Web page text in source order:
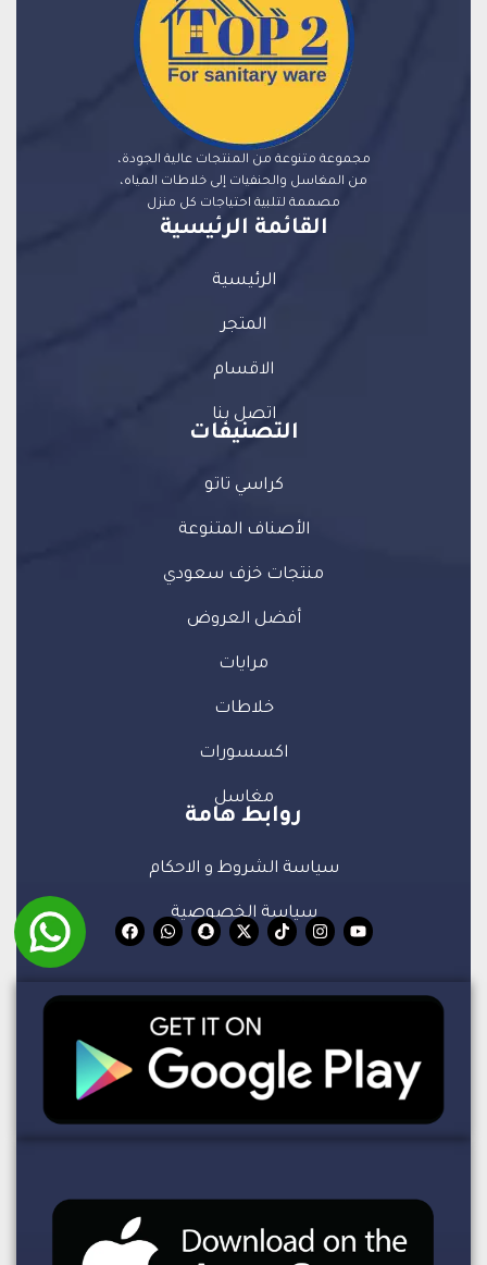
مجموعة متنوعة من المنتجات عالية الجودة،
من المغاسل والحنفيات إلى خلاطات المياه،
مصممة لتلبية احتياجات كل منزل
القائمة الرئيسية
الرئيسية
المتجر
الاقسام
اتصل بنا
التصنيفات
كراسي تاتو
الأصناف المتنوعة
منتجات خزف سعودي
أفضل العروض
مرايات
خلاطات
اكسسورات
مغاسل
روابط هامة
سياسة الشروط و الاحكام
سياسة الخصوصية